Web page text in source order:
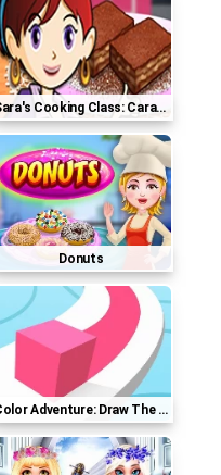
Sara's Cooking Class: Caramel Brownie
Donuts
Color Adventure: Draw The Path